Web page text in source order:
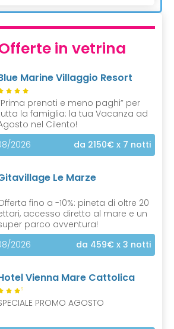
in vetrina
Marine Villaggio Resort
prenoti e meno paghi” per
la famiglia: la tua Vacanza ad
nel Cilento!
2026
da 2150€ x 7 notti
Le Marze
fino a -10%: pineta di oltre 20
accesso diretto al mare e un
parco avventura!
2026
da 459€ x 3 notti
Vienna Mare Cattolica
S
PROMO AGOSTO